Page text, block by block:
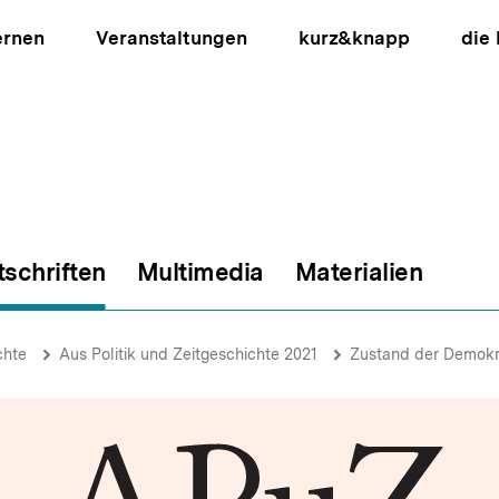
Veranstaltungen kurz&knapp die
Multimedia Materialien
Aus Politik und Zeitgeschichte 2021 Zustand der